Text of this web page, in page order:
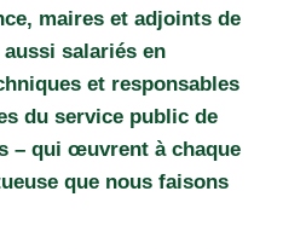
maires et adjoints de
aussi salariés en
et responsables
du service public de
– qui œuvrent à chaque
que nous faisons